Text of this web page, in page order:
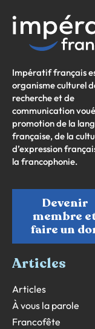
Impératif français
organisme culturel
recherche et de
communication
promotion de la
française, de la
d’expression
la francophonie.
Devenir
membre
faire un
Articles
Articles
À vous la parole
Francofête